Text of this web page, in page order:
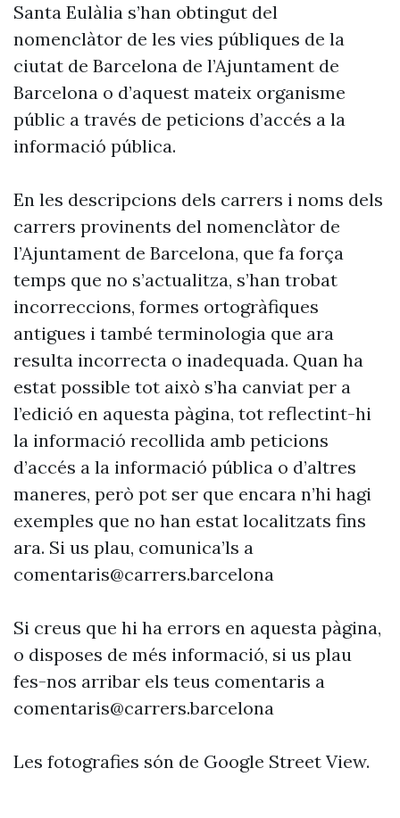
Santa Eulàlia s’han obtingut del
nomenclàtor de les vies públiques de la
ciutat de Barcelona de l’Ajuntament de
Barcelona o d’aquest mateix organisme
públic a través de peticions d’accés a la
informació pública.
En les descripcions dels carrers i noms dels
carrers provinents del nomenclàtor de
l’Ajuntament de Barcelona, que fa força
temps que no s’actualitza, s’han trobat
incorreccions, formes ortogràfiques
antigues i també terminologia que ara
resulta incorrecta o inadequada. Quan ha
estat possible tot això s’ha canviat per a
l’edició en aquesta pàgina, tot reflectint-hi
la informació recollida amb peticions
d’accés a la informació pública o d’altres
maneres, però pot ser que encara n’hi hagi
exemples que no han estat localitzats fins
ara. Si us plau, comunica’ls a
comentaris@carrers.barcelona
Si creus que hi ha errors en aquesta pàgina,
o disposes de més informació, si us plau
fes-nos arribar els teus comentaris a
comentaris@carrers.barcelona
Les fotografies són de Google Street View.